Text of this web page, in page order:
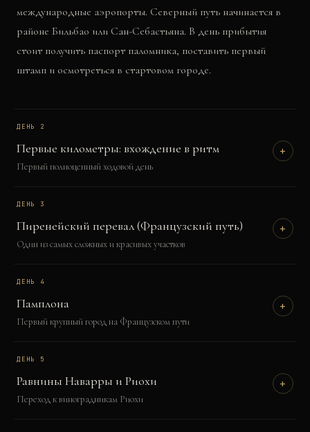
международные аэропорты. Северный путь начинается в
районе Бильбао или Сан-Себастьяна. В день прибытия
стоит получить паспорт паломника, поставить первый
штамп и осмотреться в стартовом городе.
ДЕНЬ 2
Первые километры: вхождение в ритм
Первый полноценный ходовой день
+
ДЕНЬ 3
Пиренейский перевал (Французский путь)
Один из самых сложных и красивых участков
+
ДЕНЬ 4
Памплона
Первый крупный город на Французском пути
+
ДЕНЬ 5
Равнины Наварры и Риохи
Переход к виноградникам Риохи
+